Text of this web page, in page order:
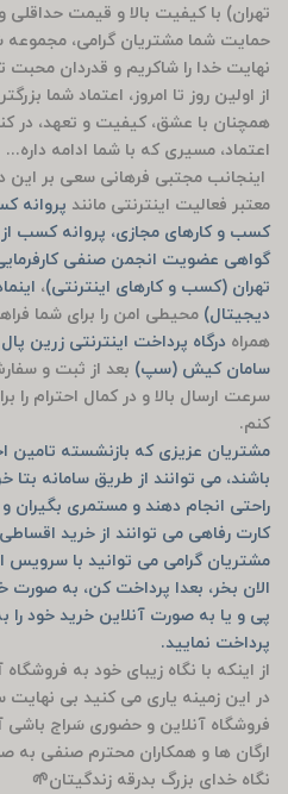
تهران) با کیفیت بالا و قیمت حداقلی
نهایت خدا را شاکریم و قدردان
از اولین روز تا امروز، اعتماد شما
همچنان با عشق، کیفیت و تعهد، در
اعتماد، مسیری که با شما ادامه داره...
اینجانب مجتبی فرهانی سعی بر این
معتبر فعالیت اینترنتی مانند پروانه
کسب و کارهای مجازی، پروانه کسب
گواهی عضویت انجمن صنفی
تهران (کسب و کارهای اینترنتی)،
دیجیتال) محیطی امن را برای شما
همراه درگاه پرداخت اینترنتی زرین پال
سامان کیش (سپ) بعد از ثبت و
سرعت ارسال بالا و در کمال احترام را
کنم.
مشتریان عزیزی که بازنشسته تامین
باشند، می توانند از طریق سامانه
راحتی انجام دهند و مستمری بگیران
کارت رفاهی می توانند از خرید
مشتریان گرامی می توانید با
الان بخر، بعدا پرداخت کن، به
پرداخت نمایید.
از اینکه با نگاه زیبای خود به
در این زمینه یاری می کنید بی نهایت
فروشگاه آنلاین و حضوری سَراج باشی
ارگان ها و همکاران محترم صنفی به
نگاه خدای بزرگ بدرقه زندگیتان🌱